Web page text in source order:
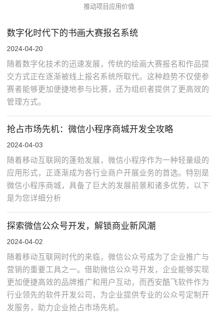
推动项目应用价值
数字化时代下的书画大赛报名系统
2024-04-20
随着数字化技术的迅速发展，传统的绘画大赛报名和作品提
交方式正在逐渐被线上报名系统所取代。这种趋势不仅使参
赛者能够更加便捷地参与比赛，还为组织者提供了更高效的
管理方式。
抢占市场先机：微信小程序商城开发全攻略
2024-04-03
随着移动互联网的蓬勃发展，微信小程序作为一种轻量级的
应用形式，正逐渐成为各行业商户开展业务的首选。特别是
微信小程序商城，具备了巨大的发展前景和诸多优势，以下
是为您详细分析
探索微信公众号开发，解锁商业新风潮
2024-04-02
随着移动互联网时代的来临，微信公众号成为了企业推广与
营销的重要工具之一。借助微信公众号开发，企业能够实现
更加便捷高效的品牌推广和用户互动，而西安酷飞软件作为
行业领先的软件开发公司，为企业提供专业的公众号定制开
发服务，助力企业抢占市场先机。